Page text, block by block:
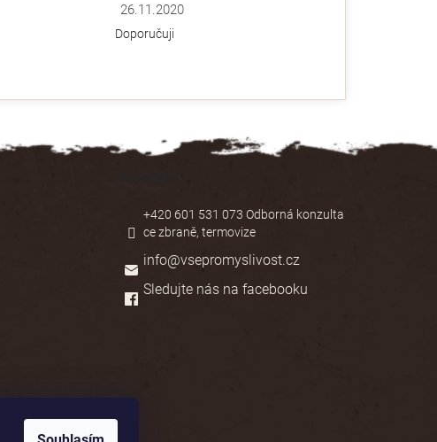
z 5 hvězdiček. Hodnocení obchodu je 5 z 5 hvězdiček.
26.11.2020
Doporučuji
info@vsepromyslivost.cz
+420 601 531 073 Odborná konzulta
ce zbraně, termovize
Sledujte nás na facebooku